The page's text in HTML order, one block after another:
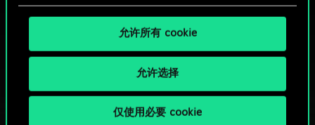
允许所有 cookie
允许选择
仅使用必要 cookie